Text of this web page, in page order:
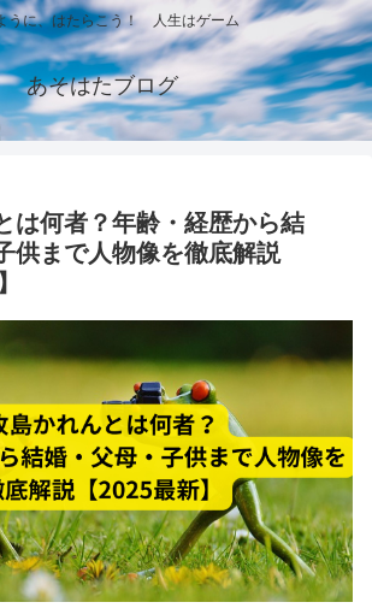
うに、はたらこう！ 人生はゲーム
あそはたブログ
は何者？年齢・経歴から結
供まで人物像を徹底解説